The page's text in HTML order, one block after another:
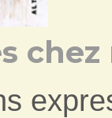
chez